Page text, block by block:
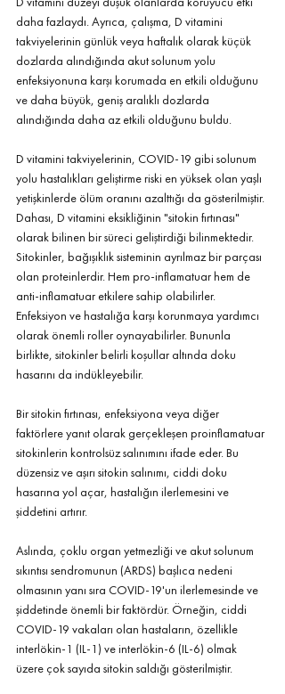
daha fazlaydı. Ayrıca, çalışma, D vitamini
takviyelerinin günlük veya haftalık olarak küçük
dozlarda alındığında akut solunum yolu
enfeksiyonuna karşı korumada en etkili olduğunu
ve daha büyük, geniş aralıklı dozlarda
alındığında daha az etkili olduğunu buldu.
D vitamini takviyelerinin, COVID-19 gibi solunum
yolu hastalıkları geliştirme riski en yüksek olan yaşlı
yetişkinlerde ölüm oranını azalttığı da gösterilmiştir.
Dahası, D vitamini eksikliğinin "sitokin fırtınası"
olarak bilinen bir süreci geliştirdiği bilinmektedir.
Sitokinler, bağışıklık sisteminin ayrılmaz bir parçası
olan proteinlerdir. Hem pro-inflamatuar hem de
anti-inflamatuar etkilere sahip olabilirler.
Enfeksiyon ve hastalığa karşı korunmaya yardımcı
olarak önemli roller oynayabilirler. Bununla
birlikte, sitokinler belirli koşullar altında doku
hasarını da indükleyebilir.
Bir sitokin fırtınası, enfeksiyona veya diğer
faktörlere yanıt olarak gerçekleşen proinflamatuar
sitokinlerin kontrolsüz salınımını ifade eder. Bu
düzensiz ve aşırı sitokin salınımı, ciddi doku
hasarına yol açar, hastalığın ilerlemesini ve
şiddetini artırır.
Aslında, çoklu organ yetmezliği ve akut solunum
sıkıntısı sendromunun (ARDS) başlıca nedeni
olmasının yanı sıra COVID-19'un ilerlemesinde ve
şiddetinde önemli bir faktördür. Örneğin, ciddi
COVID-19 vakaları olan hastaların, özellikle
interlökin-1 (IL-1) ve interlökin-6 (IL-6) olmak
üzere çok sayıda sitokin saldığı gösterilmiştir.